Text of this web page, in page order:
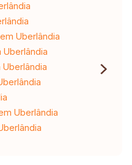
Uberlândia
Uberlândia